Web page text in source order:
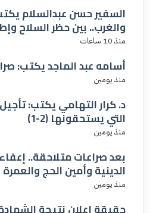
السفير حسن عبدالسلام
والغرب.. بين حظر السلاح
منذ 10 ساعات
أسامه عبد الماجد يكتب:
منذ يومين
د. كرار التهامي يكتب:
التي يستحقونها (2-1)
منذ يومين
بعد صراعات متلاحقة..
الدينية وأمين الحج والعمرة
منذ يومين